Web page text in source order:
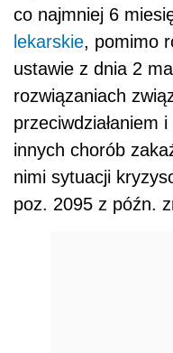
co najmniej 6
lekarskie, pomimo
ustawie z dnia 2
rozwiązaniach
przeciwdziałaniem
innych chorób
nimi sytuacji
poz. 2095 z późn.